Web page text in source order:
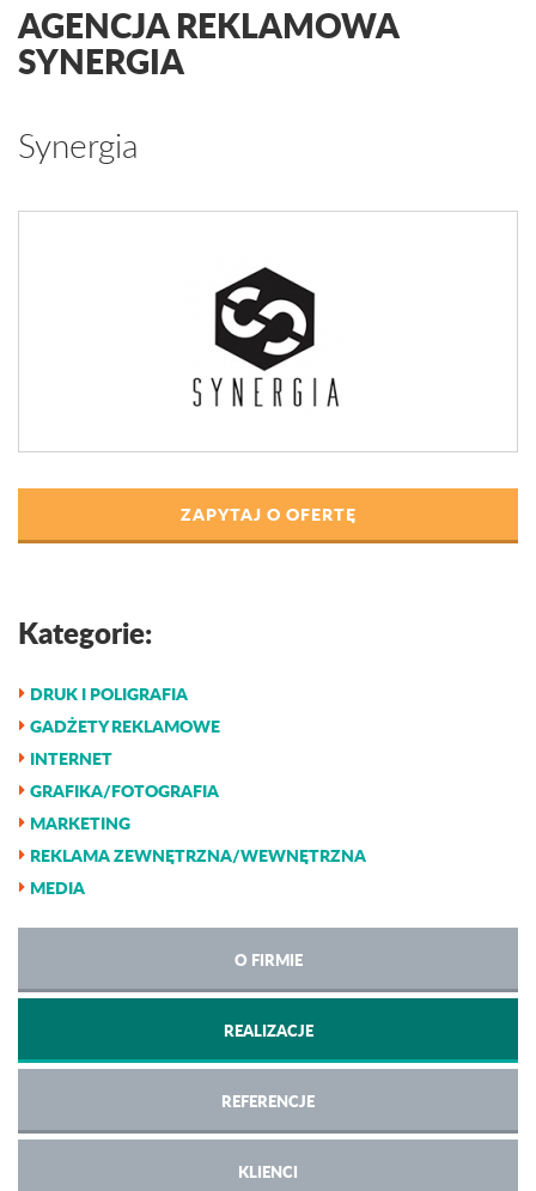
AGENCJA REKLAMOWA
SYNERGIA
Synergia
ZAPYTAJ O OFERTĘ
Kategorie:
DRUK I POLIGRAFIA
GADŻETY REKLAMOWE
INTERNET
GRAFIKA/FOTOGRAFIA
MARKETING
REKLAMA ZEWNĘTRZNA/WEWNĘTRZNA
MEDIA
O FIRMIE
REALIZACJE
REFERENCJE
KLIENCI